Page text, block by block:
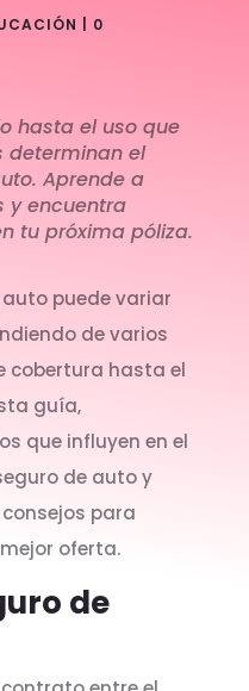
0
hasta el uso que
determinan el
Aprende a
y encuentra
tu próxima póliza.
puede variar
de varios
cobertura hasta el
guía,
que influyen en el
de auto y
para
oferta.
de